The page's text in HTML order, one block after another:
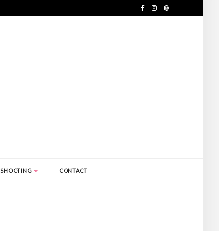
SHOOTING CONTACT